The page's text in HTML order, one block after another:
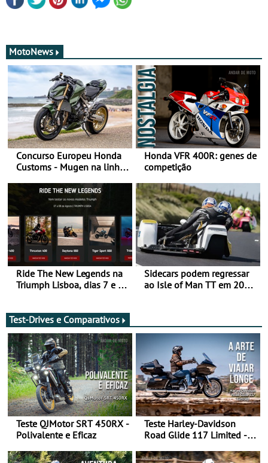
MotoNews
Concurso Europeu Honda
Customs - Mugen na linha
ganhar
Honda VFR 400R: genes de
competição
Ride The New Legends na
Triumph Lisboa, dias 7 e 8
Sidecars podem regressar
ao Isle of Man TT em 2027
Test-Drives e Comparativos
Teste QJMotor SRT 450RX -
Polivalente e Eficaz
Teste Harley-Davidson
Road Glide 117 Limited - A